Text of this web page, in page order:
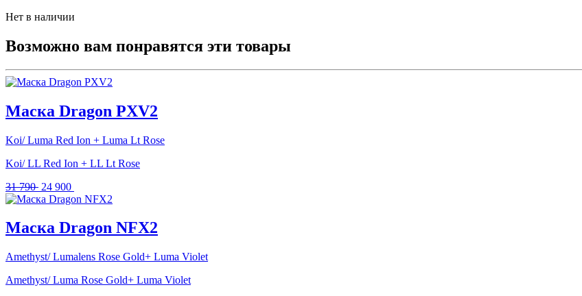
Нет в наличии
Возможно вам понравятся эти товары
Маска Dragon PXV2
Koi/ Luma Red Ion + Luma Lt Rose
Koi/ LL Red Ion + LL Lt Rose
31 790 Первоначальная
цена
31
790 .
24 900
цена:
900 .
Маска Dragon NFX2
Amethyst/ Lumalens Rose Gold+ Luma Violet
Amethyst/ Luma Rose Gold+ Luma Violet